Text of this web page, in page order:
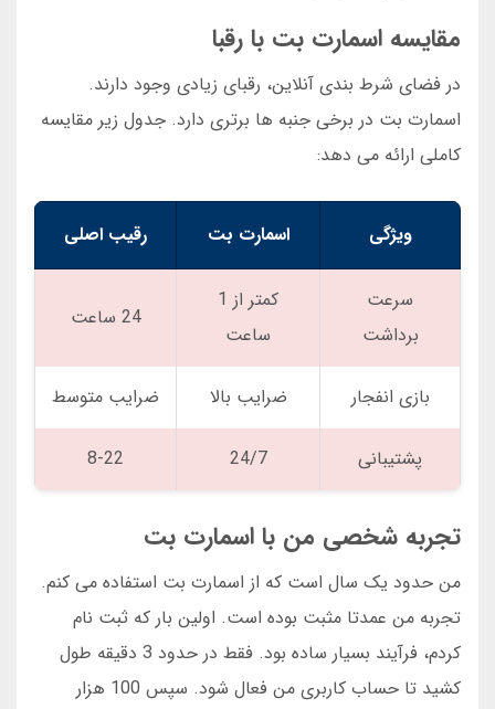
مقایسه اسمارت بت با رقبا
در فضای شرط بندی آنلاین، رقبای زیادی وجود دارند.
اسمارت بت در برخی جنبه ها برتری دارد. جدول زیر مقایسه
کاملی ارائه می دهد:
ویژگی اسمارت بت رقیب اصلی
سرعت
برداشت
کمتر از 1
ساعت
24 ساعت
بازی انفجار ضرایب بالا ضرایب متوسط
پشتیبانی 24/7
8-22
تجربه شخصی من با اسمارت بت
من حدود یک سال است که از اسمارت بت استفاده می کنم.
تجربه من عمدتا مثبت بوده است. اولین بار که ثبت نام
کردم، فرآیند بسیار ساده بود. فقط در حدود 3 دقیقه طول
کشید تا حساب کاربری من فعال شود. سپس 100 هزار